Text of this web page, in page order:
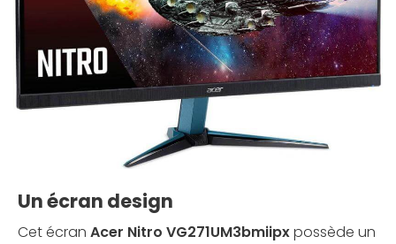
Un écran design
Cet écran Acer Nitro VG271UM3bmiipxpossède un